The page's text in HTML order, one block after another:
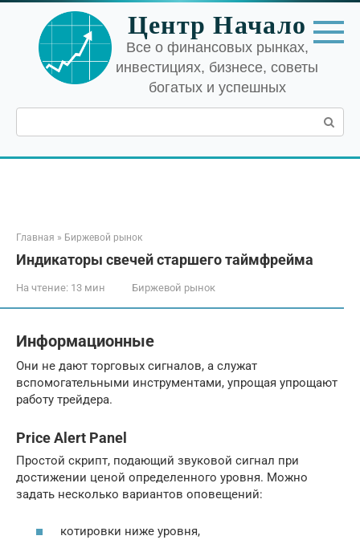
Перейти
контенту
Центр Начало
Все о финансовых рынках,
инвестициях, бизнесе, советы
богатых и успешных
Поиск:
Главная » Биржевой рынок
Индикаторы свечей старшего таймфрейма
На чтение: 13 мин Биржевой рынок
Информационные
Они не дают торговых сигналов, а служат
вспомогательными инструментами, упрощая упрощают
работу трейдера.
Price Alert Panel
Простой скрипт, подающий звуковой сигнал при
достижении ценой определенного уровня. Можно
задать несколько вариантов оповещений:
котировки ниже уровня,